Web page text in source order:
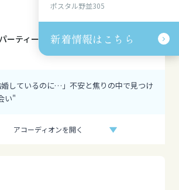
ポスタル野並305
新着情報はこちら
ポスタル野並305
新着情報はこちら
ーティーに不安を感じ、結婚相談所で成
婚しているのに…」不安と焦りの中で見つけ
い"
アコーディオンを開く